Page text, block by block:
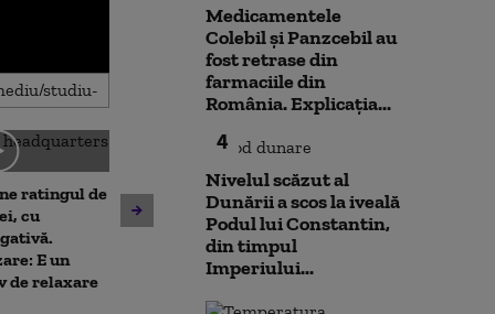
ratingul de
cu
E un
de relaxare
De ce nu ajută ploile de vară
la diminuarea secetei.
Climatolog: Sunt distribuite
neuniform și nu acolo unde
este nevoie mai mare
Nicușor Dan
că România își
Medicamentele
Colebil și Panzcebil au
fost retrase din
farmaciile din
România. Explicația...
4
Nivelul scăzut al
Dunării a scos la iveală
Podul lui Constantin,
din timpul
Imperiului...